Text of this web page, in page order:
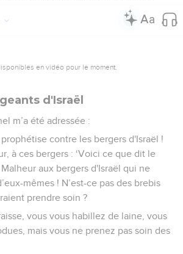
en vidéo pour le moment.
d'Israël
m’a été adressée :
prophétise contre les bergers d'Israël !
à ces bergers : ‘Voici ce que dit le
aux bergers d'Israël qui ne
mêmes ! N’est-ce pas des brebis
prendre soin ?
vous vous habillez de laine, vous
mais vous ne prenez pas soin des